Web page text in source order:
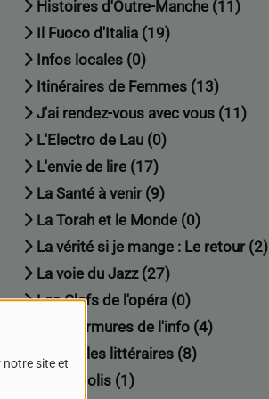
site et
Histoires d'Outre-Manche (11)
Il Fuoco d'Italia (19)
Infos locales (0)
Itinéraires de Femmes (13)
J'ai rendez-vous avec vous (11)
L'Electro de Lau (0)
L'envie de lire (17)
La Santé à venir (9)
La Torah et le Monde (0)
La vérité si je mange : Le retour (2)
La voie du Jazz (27)
Les Clefs de l'opéra (0)
Les murmures de l'info (4)
Les veilles littéraires (8)
Mediapolis (1)